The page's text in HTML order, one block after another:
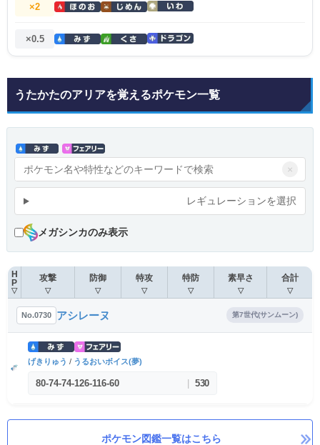
×2
×0.5
うたかたのアリアを覚えるポケモン一覧
×
レギュレーションを選択
メガシンカのみ表示
H
P
▽
攻撃
▽
防御
▽
特攻
▽
特防
▽
素早さ
▽
合計
▽
No.0730 アシレーヌ 第7世代(サンムーン)
げきりゅう / うるおいボイス(夢)
80-74-74-126-116-60 | 530
ポケモン図鑑一覧はこちら